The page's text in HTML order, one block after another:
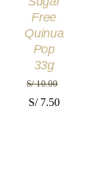
Free
Quinua
Pop
33g
S/10.00
El
S/7.50El